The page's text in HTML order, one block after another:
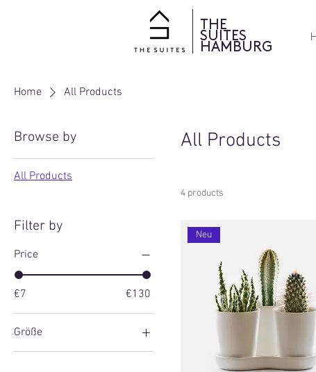
THE
SUITES
HAMBURG
Home All Products
Browse by
All Products
Filter by
Price
€7 €130
Größe
Groß
All Products
4 products
Neu